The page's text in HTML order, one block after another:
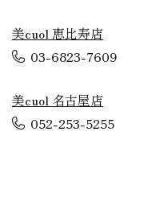
美cuol 恵比寿店
03-6823-7609
美cuol 名古屋店
052-253-5255